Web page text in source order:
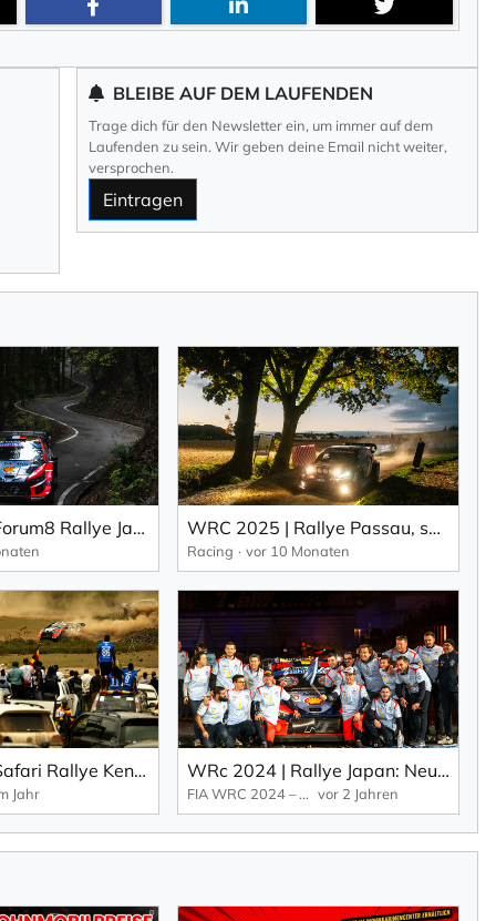
BLEIBE AUF DEM LAUFENDEN
Trage dich für den Newsletter ein, um immer auf dem
Laufenden zu sein. Wir geben deine Email nicht weiter,
versprochen.
Eintragen
WRC 2025 | Forum8 Rallye Japan, Samstag: Spannender Toyota Showdown (EN). WRC 2025 | Rallye Passau, shakedown: Neuville entscheidet Shakedown für sich (EN).
Racing vor 10 Monaten
WRC 2025 | Safari Rallye Kenya: Die härteste Prüfung der WRC kehrt zurück.
Jahr
WRc 2024 | Rallye Japan: Neuville feiert historischen WRC-Titel und Toyota holt sich den Herstellertitel (EN).
FIA WRC 2024 – World Rallye Championship vor 2 Jahren
Newsletter selbst
durch KlickTipp.